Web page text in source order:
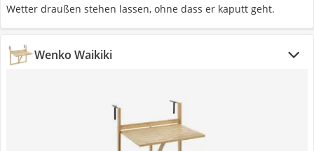
Wetter draußen stehen lassen, ohne dass er kaputt geht.
Wenko Waikiki